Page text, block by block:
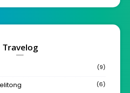
Travelog
(9)
(6)